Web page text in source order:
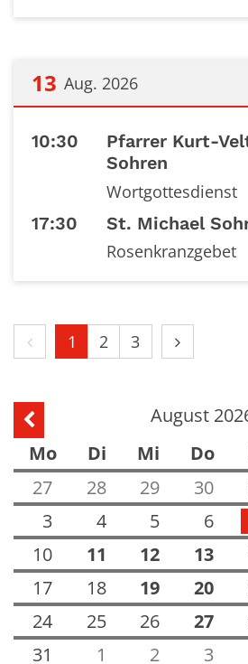
13 Aug. 2026
10:30
Pfarrer Kurt-
Sohren
Wortgottesdienst
17:30 St. Michael
Rosenkranzgebet
Vorherige Seite
1 2 3 Nächste
Vorherige Seite August
Mo
Di Mi Do
27
28 29 30
3
4 5 6
10
11 12 13
17
18 19 20
24
25 26 27
31
1 2 3